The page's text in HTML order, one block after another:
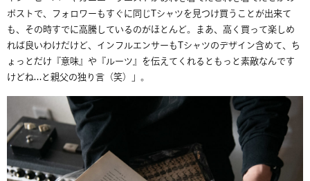
ポストで、フォロワーもすぐに同じTシャツを見つけ買うことが出来て
も、その時すでに高騰しているのがほとんど。まあ、高く買って楽しめ
れば良いわけだけど、インフルエンサーもTシャツのデザイン含めて、ち
ょっとだけ『意味』や『ルーツ』を伝えてくれるともっと素敵なんです
けどね…と親父の独り言（笑）」。